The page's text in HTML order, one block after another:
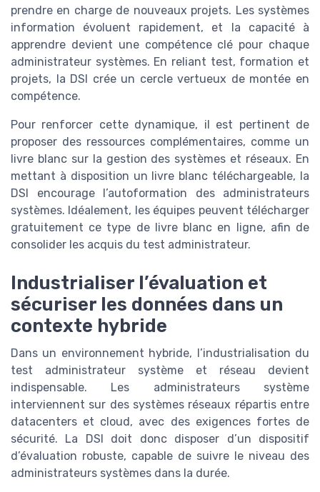
prendre en charge de nouveaux projets. Les systèmes
information évoluent rapidement, et la capacité à
apprendre devient une compétence clé pour chaque
administrateur systèmes. En reliant test, formation et
projets, la DSI crée un cercle vertueux de montée en
compétence.
Pour renforcer cette dynamique, il est pertinent de
proposer des ressources complémentaires, comme un
livre blanc sur la gestion des systèmes et réseaux. En
mettant à disposition un livre blanc téléchargeable, la
DSI encourage l’autoformation des administrateurs
systèmes. Idéalement, les équipes peuvent télécharger
gratuitement ce type de livre blanc en ligne, afin de
consolider les acquis du test administrateur.
Industrialiser l’évaluation et
sécuriser les données dans un
contexte hybride
Dans un environnement hybride, l’industrialisation du
test administrateur système et réseau devient
indispensable. Les administrateurs système
interviennent sur des systèmes réseaux répartis entre
datacenters et cloud, avec des exigences fortes de
sécurité. La DSI doit donc disposer d’un dispositif
d’évaluation robuste, capable de suivre le niveau des
administrateurs systèmes dans la durée.